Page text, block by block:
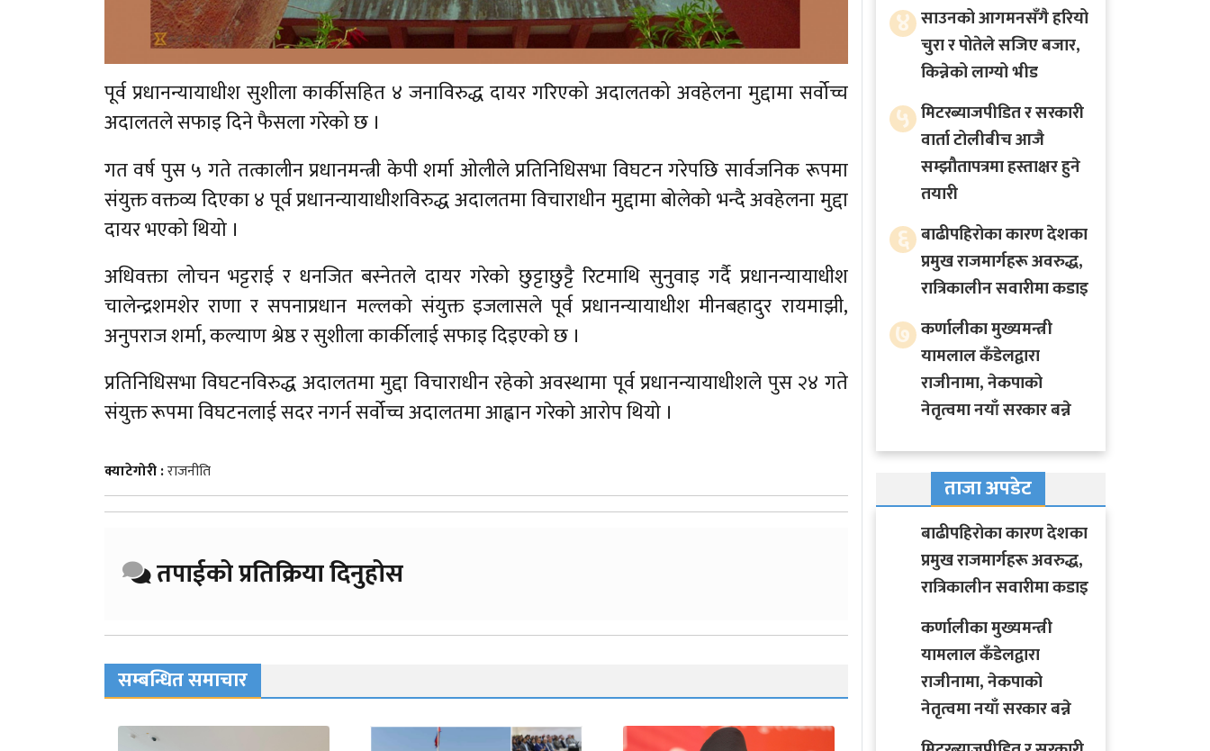
पूर्व प्रधानन्यायाधीश सुशीला कार्कीसहित ४ जनाविरुद्ध दायर गरिएको अदालतको अवहेलना मुद्दामा सर्वोच्च
अदालतले सफाइ दिने फैसला गरेको छ ।
गत वर्ष पुस ५ गते तत्कालीन प्रधानमन्त्री केपी शर्मा ओलीले प्रतिनिधिसभा विघटन गरेपछि सार्वजनिक रूपमा
संयुक्त वक्तव्य दिएका ४ पूर्व प्रधानन्यायाधीशविरुद्ध अदालतमा विचाराधीन मुद्दामा बोलेको भन्दै अवहेलना मुद्दा
दायर भएको थियो ।
अधिवक्ता लोचन भट्टराई र धनजित बस्नेतले दायर गरेको छुट्टाछुट्टै रिटमाथि सुनुवाइ गर्दै प्रधानन्यायाधीश
चालेन्द्रशमशेर राणा र सपनाप्रधान मल्लको संयुक्त इजलासले पूर्व प्रधानन्यायाधीश मीनबहादुर रायमाझी,
अनुपराज शर्मा, कल्याण श्रेष्ठ र सुशीला कार्कीलाई सफाइ दिइएको छ ।
प्रतिनिधिसभा विघटनविरुद्ध अदालतमा मुद्दा विचाराधीन रहेको अवस्थामा पूर्व प्रधानन्यायाधीशले पुस २४ गते
संयुक्त रूपमा विघटनलाई सदर नगर्न सर्वोच्च अदालतमा आह्वान गरेको आरोप थियो ।
क्याटेगोरी :राजनीति
तपाईको प्रतिक्रिया दिनुहोस
सम्बन्धित समाचार
४ साउनको आगमनसँगै हरियो
चुरा र पोतेले सजिए बजार,
किन्नेको लाग्यो भीड
५ मिटरब्याजपीडित र सरकारी
वार्ता टोलीबीच आजै
सम्झौतापत्रमा हस्ताक्षर हुने
तयारी
६ बाढीपहिरोका कारण देशका
प्रमुख राजमार्गहरू अवरुद्ध,
रात्रिकालीन सवारीमा कडाइ
७ कर्णालीका मुख्यमन्त्री
यामलाल कँडेलद्वारा
राजीनामा, नेकपाको
नेतृत्वमा नयाँ सरकार बन्ने
ताजा अपडेट
बाढीपहिरोका कारण देशका
प्रमुख राजमार्गहरू अवरुद्ध,
रात्रिकालीन सवारीमा कडाइ
कर्णालीका मुख्यमन्त्री
यामलाल कँडेलद्वारा
राजीनामा, नेकपाको
नेतृत्वमा नयाँ सरकार बन्ने